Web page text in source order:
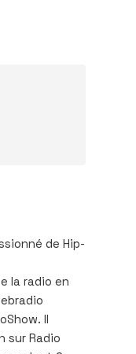
de Hip-
la radio en
Il
sur Radio